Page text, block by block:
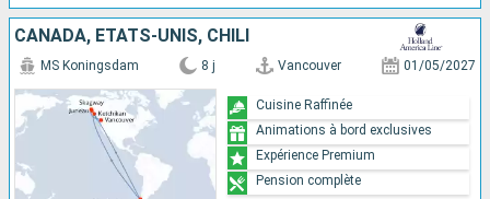
CANADA, ÉTATS-UNIS, CHILI
MS Koningsdam 8 j Vancouver 01/05/2027
Cuisine Raffinée
Animations à bord exclusives
Expérience Premium
Pension complète